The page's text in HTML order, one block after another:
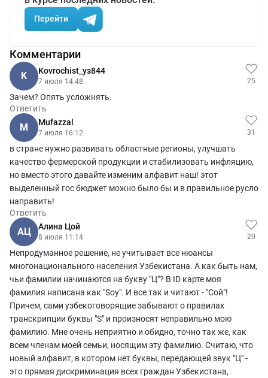
Перейти
Комментарии
K Kovrochist_уз844
7 июля 14:48 25
Зачем? Опять усложнять.
Ответить
M Mufazzal
7 июля 16:12 31
в стране нужно развивать областные регионы, улучшать
качество фермерской продукции и стабилизовать инфляцию,
но вместо этого давайте изменим алфавит наш! этот
выделенный гос бюджет можно было бы и в правильное русло
направить!
Ответить
АЦ Алина Цой
8 июля 11:14 20
Непродуманное решение, не учитывает все нюансы
многонационального населения Узбекистана. А как быть нам,
чьи фамилии начинаются на букву "Ц"? В ID карте моя
фамилия написана как "Soy". И все так и читают - "Сой"!
Причем, сами узбекоговорящие забывают о правилах
транскрипции буквы "S" и произносят неправильно мою
фамилию. Мне очень неприятно и обидно, точно так же, как
всем членам моей семьи, носящим эту фамилию. Считаю, что
новый алфавит, в котором нет буквы, передающей звук "Ц" -
это прямая дискриминация всех граждан Узбекистана,